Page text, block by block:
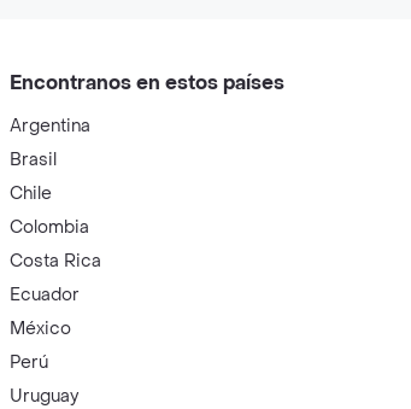
Encontranos en estos países
Argentina
Brasil
Chile
Colombia
Costa Rica
Ecuador
México
Perú
Uruguay